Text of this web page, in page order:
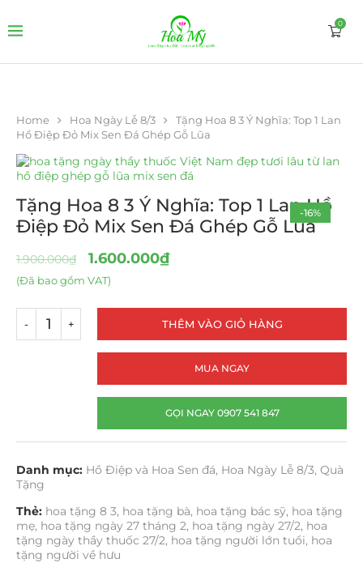
0
Home Hoa Ngày Lễ 8/3
Tặng Hoa 8 3 Ý Nghĩa: Top 1 Lan
Hồ Điệp Đỏ Mix Sen Đá Ghép Gỗ Lũa
-16%
Tặng Hoa 8 3 Ý Nghĩa: Top 1 Lan Hồ
Điệp Đỏ Mix Sen Đá Ghép Gỗ Lũa
1.900.000₫ 1.600.000₫
(Đã bao gồm VAT)
THÊM VÀO GIỎ HÀNG
MUA NGAY
GỌI NGAY 0907 541 847
Danh mục: Hồ Điệp và Hoa Sen đá, Hoa Ngày Lễ 8/3, Quà
Tặng
Thẻ: hoa tặng 8 3, hoa tặng bà, hoa tặng bác sỹ, hoa tặng
mẹ, hoa tặng ngày 27 tháng 2, hoa tặng ngày 27/2, hoa
tặng ngày thầy thuốc 27/2, hoa tặng người lớn tuổi, hoa
tặng người về hưu